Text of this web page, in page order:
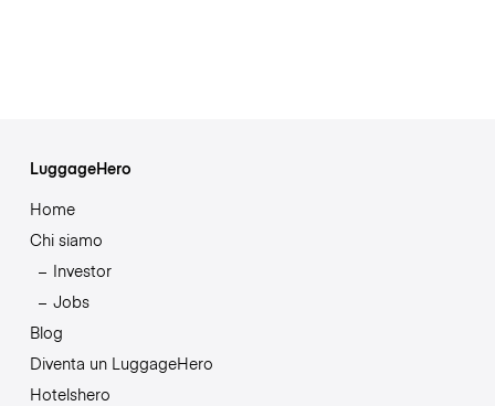
LuggageHero
Home
Chi siamo
Investor
Jobs
Blog
Diventa un LuggageHero
Hotelshero